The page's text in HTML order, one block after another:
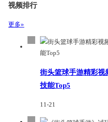
视频排行
更多»
街头篮球手游精彩视
技能Top5
11-21